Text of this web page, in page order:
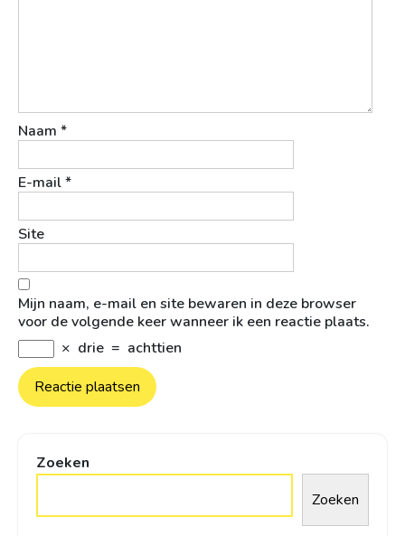
Naam *
E-mail*
Site
Mijn naam, e-mail en site bewaren in deze browser
voor de volgende keer wanneer ik een reactie plaats.
× drie = achttien
Zoeken
Zoeken